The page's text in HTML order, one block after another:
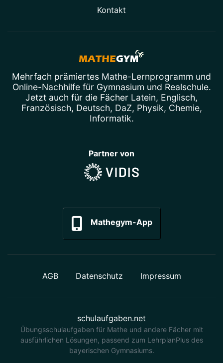
Kontakt
Mehrfach prämiertes Mathe-Lernprogramm und
Online-Nachhilfefür Gymnasium und Realschule.
Jetzt auch für die Fächer Latein, Englisch,
Französisch, Deutsch, DaZ, Physik, Chemie,
Informatik.
Partner von
Mathegym-App
AGB Datenschutz Impressum
schulaufgaben.net
Übungsschulaufgaben für Mathe und andere Fächer mit
ausführlichen Lösungen, passend zum LehrplanPlus des
bayerischen Gymnasiums.